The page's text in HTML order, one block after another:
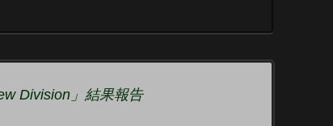
Division」結果報告